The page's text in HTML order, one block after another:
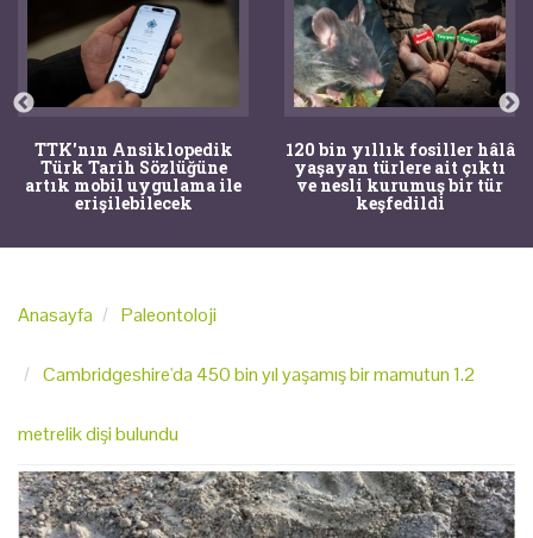
TTK'nın Ansiklopedik
Türk Tarih Sözlüğüne
artık mobil uygulama ile
erişilebilecek
120 bin yıllık fosiller hâlâ
yaşayan türlere ait çıktı
ve nesli kurumuş bir tür
keşfedildi
Anasayfa Paleontoloji
Cambridgeshire'da 450 bin yıl yaşamış bir mamutun 1.2
metrelik dişi bulundu